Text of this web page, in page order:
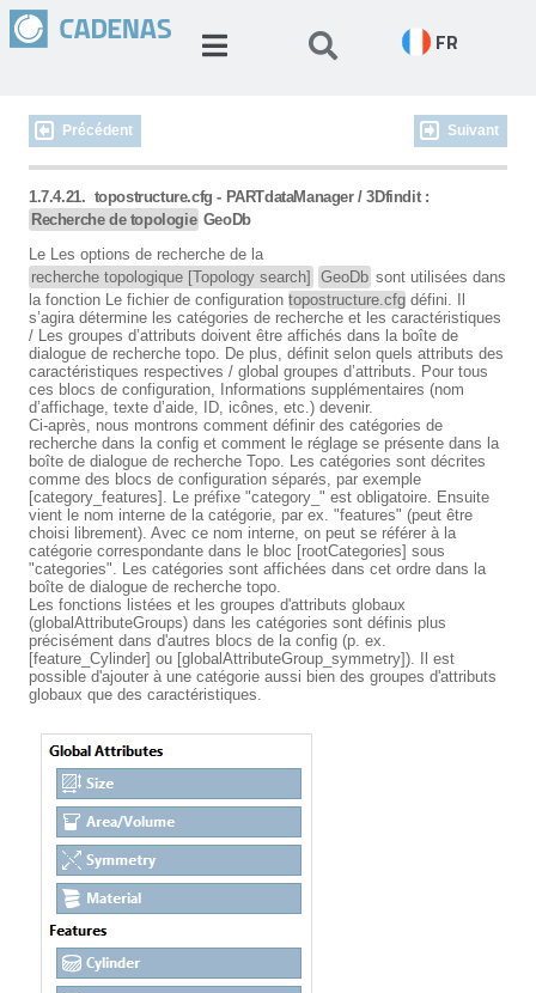
FR
Précédent Suivant
1.7.4.21. topostructure.cfg - PARTdataManager / 3Dfindit :
Recherche de topologie GeoDb
Le Les options de recherche de la
recherche topologique [Topology search]
GeoDb sont utilisées dans
la fonction Le fichier de configuration topostructure.cfg défini. Il
s’agira détermine les catégories de recherche et les caractéristiques
/ Les groupes d’attributs doivent être affichés dans la boîte de
dialogue de recherche topo. De plus, définit selon quels attributs des
caractéristiques respectives / global groupes d’attributs. Pour tous
ces blocs de configuration, Informations supplémentaires (nom
d’affichage, texte d’aide, ID, icônes, etc.) devenir.
Ci-après, nous montrons comment définir des catégories de
recherche dans la config et comment le réglage se présente dans la
boîte de dialogue de recherche Topo. Les catégories sont décrites
comme des blocs de configuration séparés, par exemple
[category_features]. Le préfixe "category_" est obligatoire. Ensuite
vient le nom interne de la catégorie, par ex. "features" (peut être
choisi librement). Avec ce nom interne, on peut se référer à la
catégorie correspondante dans le bloc [rootCategories] sous
"categories". Les catégories sont affichées dans cet ordre dans la
boîte de dialogue de recherche topo.
Les fonctions listées et les groupes d'attributs globaux
(globalAttributeGroups) dans les catégories sont définis plus
précisément dans d'autres blocs de la config (p. ex.
[feature_Cylinder] ou [globalAttributeGroup_symmetry]). Il est
possible d'ajouter à une catégorie aussi bien des groupes d'attributs
globaux que des caractéristiques.